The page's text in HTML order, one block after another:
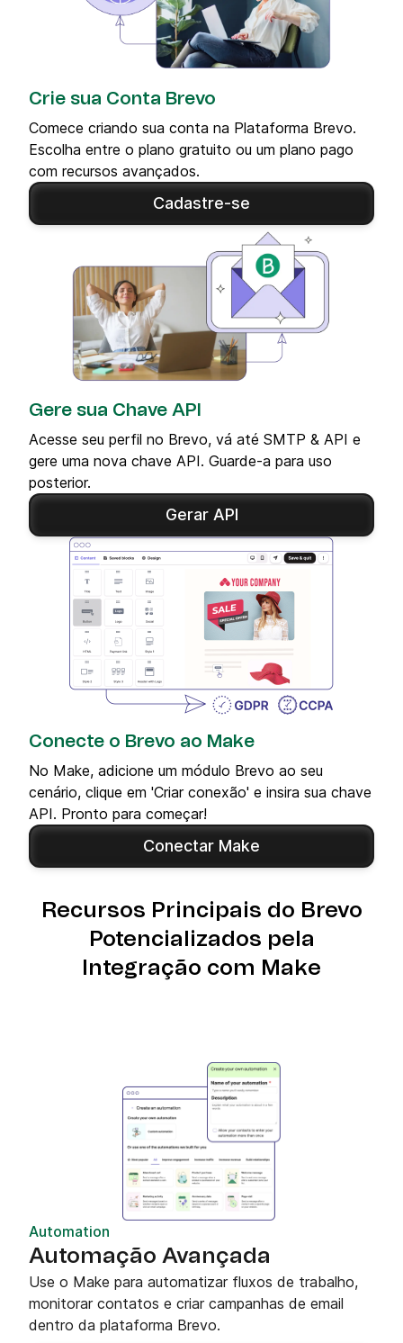
Crie sua Conta Brevo
Comece criando sua conta na Plataforma Brevo.
Escolha entre o plano gratuito ou um plano pago
com recursos avançados.
Cadastre-se
Gere sua Chave API
Acesse seu perfil no Brevo, vá até SMTP & API e
gere uma nova chave API. Guarde-a para uso
posterior.
Gerar API
Conecte o Brevo ao Make
No Make, adicione um módulo Brevo ao seu
cenário, clique em 'Criar conexão' e insira sua chave
API. Pronto para começar!
Conectar Make
Recursos Principais do Brevo
Potencializados pela
Integração com Make
Automation
Automação Avançada
Use o Make para automatizar fluxos de trabalho,
monitorar contatos e criar campanhas de email
dentro da plataforma Brevo.